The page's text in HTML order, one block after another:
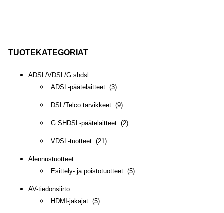
TUOTEKATEGORIAT
ADSL/VDSL/G.shdsl
ADSL-päätelaitteet(3)
DSL/Telco tarvikkeet(9)
G.SHDSL-päätelaitteet(2)
VDSL-tuotteet(21)
Alennustuotteet(
Esittely- ja poistotuotteet(5)
AV-tiedonsiirto(
HDMI-jakajat(5)